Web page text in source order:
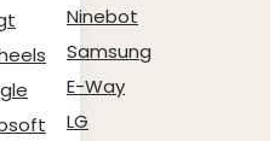
Ninebot
Samsung
E-Way
LG